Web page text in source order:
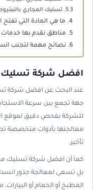
تسليك المجاري
ما هي المادة التي تفتح
مناطق نقدم بها
نصائح مهمة لتجنب
افضل شركة تسليك
عند البحث عن افضل شركة
جهة تجمع بين سرعة
للشركة بفحص دقيق لموقع
معالجتها بأدوات متخصصة
تأخير.
كما أن افضل شركة تسليك
بل تسعى لمعالجة جذور
المطبخ أو الحمام أو